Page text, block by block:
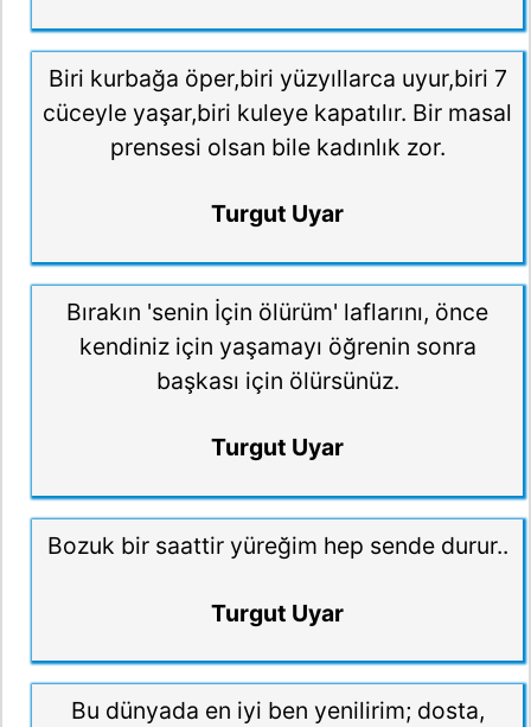
Biri kurbağa öper,biri yüzyıllarca uyur,biri 7
cüceyle yaşar,biri kuleye kapatılır. Bir masal
prensesi olsan bile kadınlık zor.
Turgut Uyar
Bırakın 'senin İçin ölürüm' laflarını, önce
kendiniz için yaşamayı öğrenin sonra
başkası için ölürsünüz.
Turgut Uyar
Bozuk bir saattir yüreğim hep sende durur..
Turgut Uyar
Bu dünyada en iyi ben yenilirim; dosta,